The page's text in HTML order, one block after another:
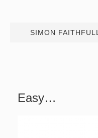
SIMON FAITHFULL
Easy…